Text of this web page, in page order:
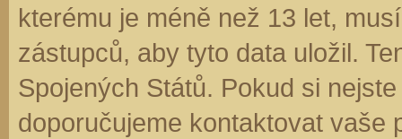
kterému je méně než 13 let,
zástupců, aby tyto data uložil.
Spojených Států. Pokud si
doporučujeme kontaktovat vaše